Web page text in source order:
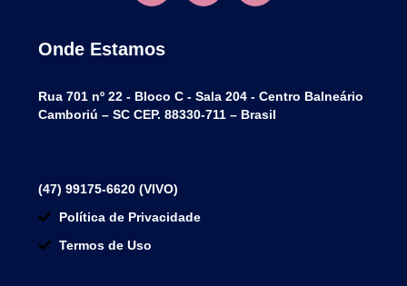
Onde Estamos
Rua 701 nº 22 - Bloco C - Sala 204 - Centro Balneário
Camboriú – SC CEP. 88330-711 – Brasil
(47) 99175-6620 (VIVO)
Política de Privacidade
Termos de Uso